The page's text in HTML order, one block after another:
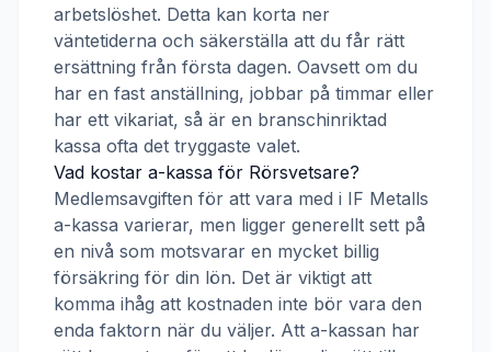
arbetslöshet. Detta kan korta ner
väntetiderna och säkerställa att du får rätt
ersättning från första dagen. Oavsett om du
har en fast anställning, jobbar på timmar eller
har ett vikariat, så är en branschinriktad
kassa ofta det tryggaste valet.
Vad kostar a-kassa för Rörsvetsare?
Medlemsavgiften för att vara med i IF Metalls
a-kassa varierar, men ligger generellt sett på
en nivå som motsvarar en mycket billig
försäkring för din lön. Det är viktigt att
komma ihåg att kostnaden inte bör vara den
enda faktorn när du väljer. Att a-kassan har